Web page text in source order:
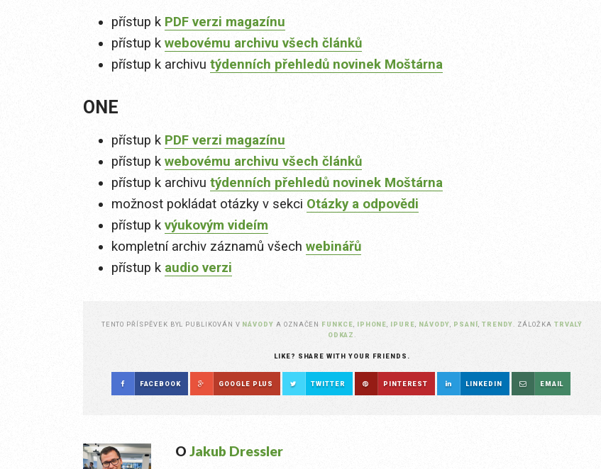
přístup k PDF verzi magazínu
přístup k webovému archivu všech článků
přístup k archivu týdenních přehledů novinek Moštárna
ONE
přístup k PDF verzi magazínu
přístup k webovému archivu všech článků
přístup k archivu týdenních přehledů novinek Moštárna
možnost pokládat otázky v sekci Otázky a odpovědi
přístup k výukovým videím
kompletní archiv záznamů všech webinářů
přístup k audio verzi
TENTO PŘÍSPĚVEK BYL PUBLIKOVÁN V NÁVODY A OZNAČEN FUNKCE IPHONE IPURE NÁVODY PSANÍ TRENDY . ZÁLOŽKA TRVALÝ
ODKAZ
LIKE? SHARE WITH YOUR FRIENDS.
FACEBOOK GOOGLE PLUS TWITTER PINTEREST LINKEDIN EMAIL
O Jakub Dressler